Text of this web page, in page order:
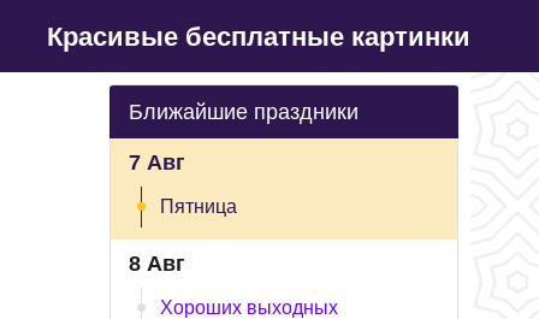
Красивые бесплатные картинки
Ближайшие праздники
7 Авг
Пятница
8 Авг
Хороших выходных